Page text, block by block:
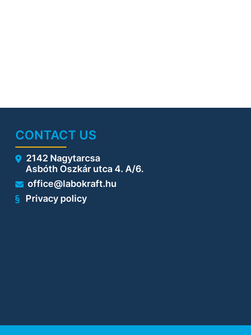
CONTACT US
2142 Nagytarcsa
Asbóth Oszkár utca 4. A/6.
office@labokraft.hu
Privacy policy